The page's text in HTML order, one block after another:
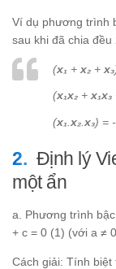
Ví dụ phương trình
sau khi đã chia đều
(x₁ + x₂ + x₃
(x₁x₂ + x₁x₃
(x₁ x₂ x₃) =
Định lý
một ẩn
a. Phương trình
+ c = 0 (1) (với a ≠
Cách giải: Tính biệt